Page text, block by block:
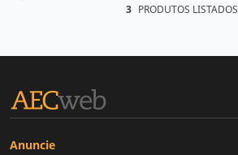
3 PRODUTOS LISTADOS
Anuncie